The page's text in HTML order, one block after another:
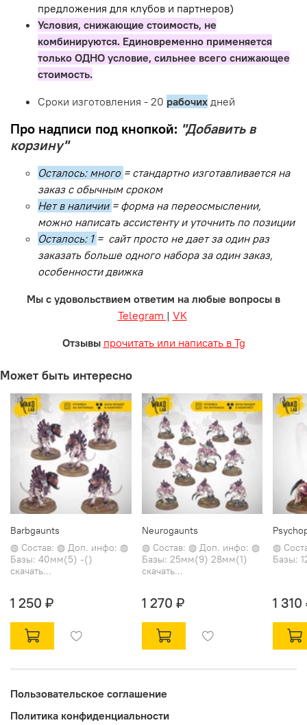
предложения для клубов и партнеров)
Условия, снижающие стоимость, не
комбинируются. Единовременно применяется
только ОДНО условие, сильнее всего снижающее
стоимость.
Сроки изготовления - 20 рабочих дней
Про надписи под кнопкой: "Добавить в
корзину"
Осталось: много = стандартно изготавливается на
заказ с обычным сроком
Нет в наличии = форма на переосмыслении,
можно написать ассистенту и уточнить по позиции
Осталось: 1 = сайт просто не дает за один раз
заказать больше одного набора за один заказ,
особенности движка
Мы с удовольствием ответим на любые вопросы в
Telegram | VK
Отзывы прочитать или написать в Tg
Может быть интересно
Barbgaunts
◍ Состав: ◍ Доп. инфо: ◍
Базы: 40мм(5) -()
скачать...
1 250 ₽
Neurogaunts
◍ Состав: ◍ Доп. инфо: ◍
Базы: 25мм(9) 28мм(1)
скачать...
1 270 ₽
◍
Базы:
1 310
Пользовательское соглашение
Политика конфиденциальности